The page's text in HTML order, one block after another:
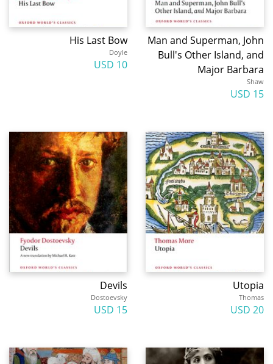
Man and Superman, John
Bull's Other Island, and
Major Barbara
Shaw
15 USD
His Last Bow
Doyle
10 USD
Utopia
Thomas
20 USD
Devils
Dostoevsky
15 USD